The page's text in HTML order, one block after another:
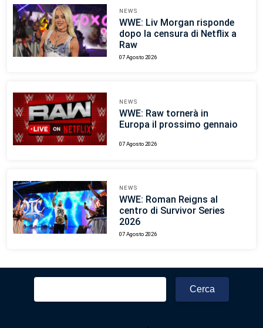
NEWS
WWE: Liv Morgan risponde
dopo la censura di Netflix a
Raw
07 Agosto 2026
NEWS
WWE: Raw tornerà in
Europa il prossimo gennaio
07 Agosto 2026
NEWS
WWE: Roman Reigns al
centro di Survivor Series
2026
07 Agosto 2026
Ricerca